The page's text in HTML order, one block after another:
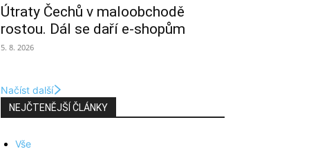
Útraty Čechů v maloobchodě
rostou. Dál se daří e-shopům
5. 8. 2026
Načíst další
NEJČTENĚJŠÍ ČLÁNKY
Vše